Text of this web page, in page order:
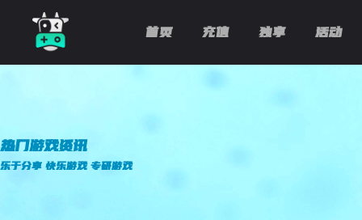
首页 充值 独享 活动
热门游戏资讯
乐于分享 快乐游戏 专研游戏